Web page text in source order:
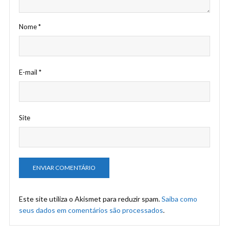
Nome*
E-mail *
Site
Este site utiliza o Akismet para reduzir spam.Saiba como
seus dados em comentários são processados.